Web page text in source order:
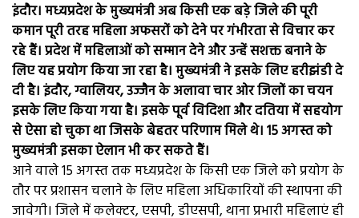
इंदौर। मध्यप्रदेश के मुख्यमंत्री अब किसी एक बड़े जिले की पूरी
कमान पूरी तरह महिला अफसरों को देने पर गंभीरता से विचार कर
रहे हैं। प्रदेश में महिलाओं को सम्मान देने और उन्हें सशक्त बनाने के
लिए यह प्रयोग किया जा रहा है। मुख्यमंत्री ने इसके लिए हरीझंडी दे
दी है। इंदौर, ग्वालियर, उज्जैन के अलावा चार ओर जिलों का चयन
इसके लिए किया गया है। इसके पूर्व विदिशा और दतिया में सहयोग
से ऐसा हो चुका था जिसके बेहतर परिणाम मिले थे। 15 अगस्त को
मुख्यमंत्री इसका ऐलान भी कर सकते हैं।
आने वाले 15 अगस्त तक मध्यप्रदेश के किसी एक जिले को प्रयोग के
तौर पर प्रशासन चलाने के लिए महिला अधिकारियों की स्थापना की
जावेगी। जिले में कलेक्टर, एसपी, डीएसपी, थाना प्रभारी महिलाएं ही